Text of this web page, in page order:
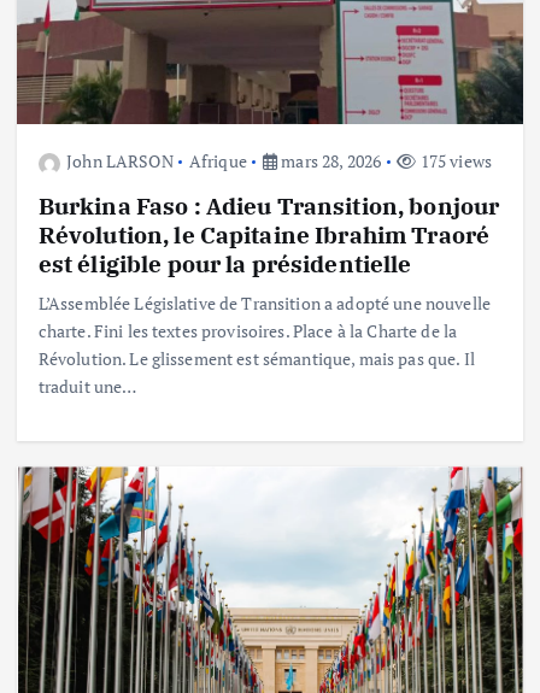
John LARSON Afrique mars 28, 2026 175 views
Burkina Faso : Adieu Transition, bonjour
Révolution, le Capitaine Ibrahim Traoré
est éligible pour la présidentielle
L’Assemblée Législative de Transition a adopté une nouvelle
charte. Fini les textes provisoires. Place à la Charte de la
Révolution. Le glissement est sémantique, mais pas que. Il
traduit une…